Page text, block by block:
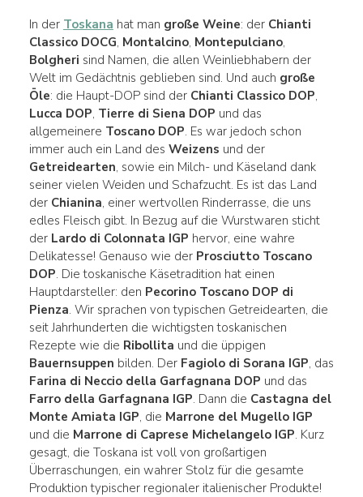
In der Toskana hat man große Weine: der Chianti
Classico DOCG, Montalcino, Montepulciano,
Bolgheri sind Namen, die allen Weinliebhabern der
Welt im Gedächtnis geblieben sind. Und auch große
Öle: die Haupt-DOP sind der Chianti Classico DOP,
Lucca DOP, Tierre di Siena DOP und das
allgemeinere Toscano DOP. Es war jedoch schon
immer auch ein Land des Weizens und der
Getreidearten, sowie ein Milch- und Käseland dank
seiner vielen Weiden und Schafzucht. Es ist das Land
der Chianina, einer wertvollen Rinderrasse, die uns
edles Fleisch gibt. In Bezug auf die Wurstwaren sticht
der Lardo di Colonnata IGP hervor, eine wahre
Delikatesse! Genauso wie der Prosciutto Toscano
DOP. Die toskanische Käsetradition hat einen
Hauptdarsteller: den Pecorino Toscano DOP di
Pienza. Wir sprachen von typischen Getreidearten, die
seit Jahrhunderten die wichtigsten toskanischen
Rezepte wie die Ribollita und die üppigen
Bauernsuppen bilden. Der Fagiolo di Sorana IGP, das
Farina di Neccio della Garfagnana DOP und das
Farro della Garfagnana IGP. Dann die Castagna del
Monte Amiata IGP, die Marrone del Mugello IGP
und die Marrone di Caprese Michelangelo IGP. Kurz
gesagt, die Toskana ist voll von großartigen
Überraschungen, ein wahrer Stolz für die gesamte
Produktion typischer regionaler italienischer Produkte!